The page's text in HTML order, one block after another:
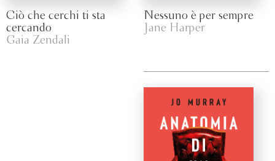
Ciò che cerchi ti sta
cercando
Gaia Zendali
Nessuno è per sempre
Jane Harper